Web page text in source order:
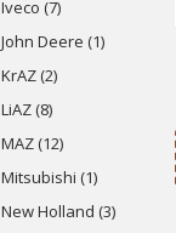
Iveco (7)
John Deere (1)
KrAZ (2)
LiAZ (8)
MAZ (12)
Mitsubishi (1)
New Holland (3)